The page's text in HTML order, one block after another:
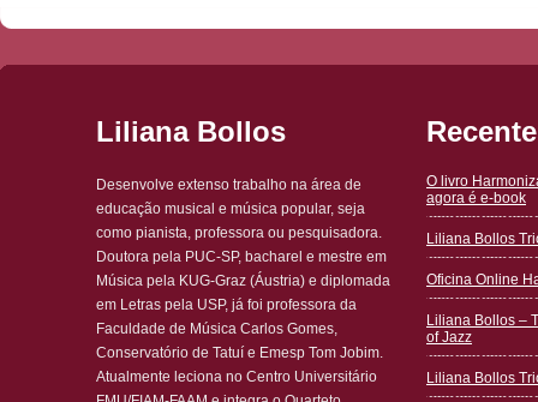
Liliana Bollos
Desenvolve extenso trabalho na área de
educação musical e música popular, seja
como pianista, professora ou pesquisadora.
Doutora pela PUC-SP, bacharel e mestre em
Música pela KUG-Graz (Áustria) e diplomada
em Letras pela USP, já foi professora da
Faculdade de Música Carlos Gomes,
Conservatório de Tatuí e Emesp Tom Jobim.
Atualmente leciona no Centro Universitário
O livro
agora é e-book
Liliana Bollos
Oficina Online
Liliana Bollos –
of Jazz
Liliana Bollos